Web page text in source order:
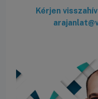
Kérjen